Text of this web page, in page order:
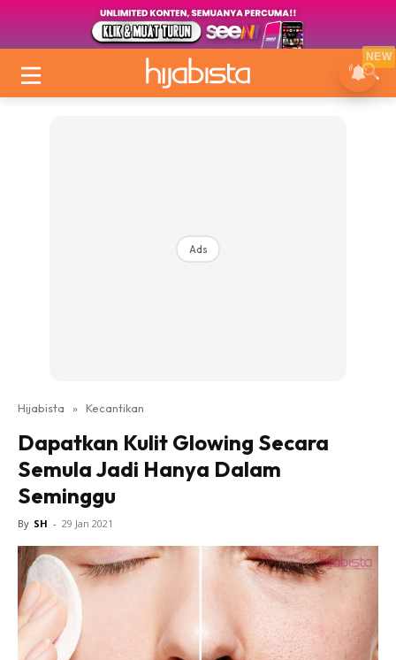
Ads
Hijabista » Kecantikan
Dapatkan Kulit Glowing Secara
Semula Jadi Hanya Dalam
Seminggu
By SH - 29 Jan 2021
NEW